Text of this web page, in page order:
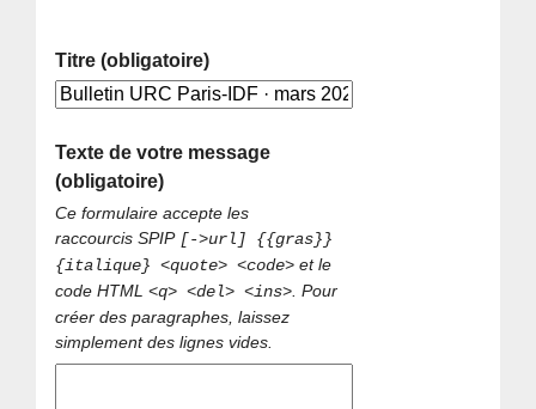
Titre (obligatoire)
Texte de votre message
(obligatoire)
Ce formulaire accepte les
raccourcis SPIP [->url] {{gras}}
{italique} <quote> <code> et le
code HTML<q> <del> <ins> . Pour
créer des paragraphes, laissez
simplement des lignes vides.